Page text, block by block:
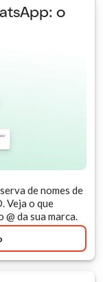
o
de nomes de
Veja o que
da sua marca.